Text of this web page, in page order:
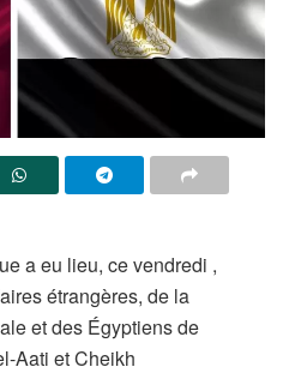
a eu lieu, ce vendredi ,
étrangères, de la
et des Égyptiens de
Aati et Cheikh